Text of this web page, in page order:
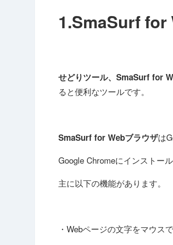
1.SmaSurf for
せどりツール、SmaSurf for
ると便利なツールです。
SmaSurf for Webブラウザは
Google Chromeにインストー
主に以下の機能があります。
・Webページの文字をマウス